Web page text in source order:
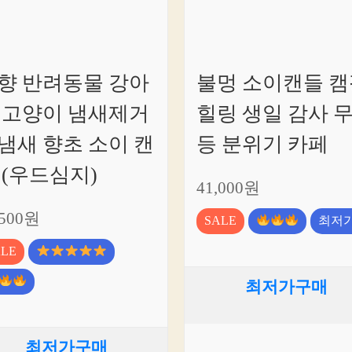
반려동물 강아
양이 냄새제거
새 향초 소이 캔
우드심지)
원
최저가구매
불멍 소이캔들 캠
힐링 생일 감사
등 분위기 카페
41,000원
SALE 최저
최저가구매